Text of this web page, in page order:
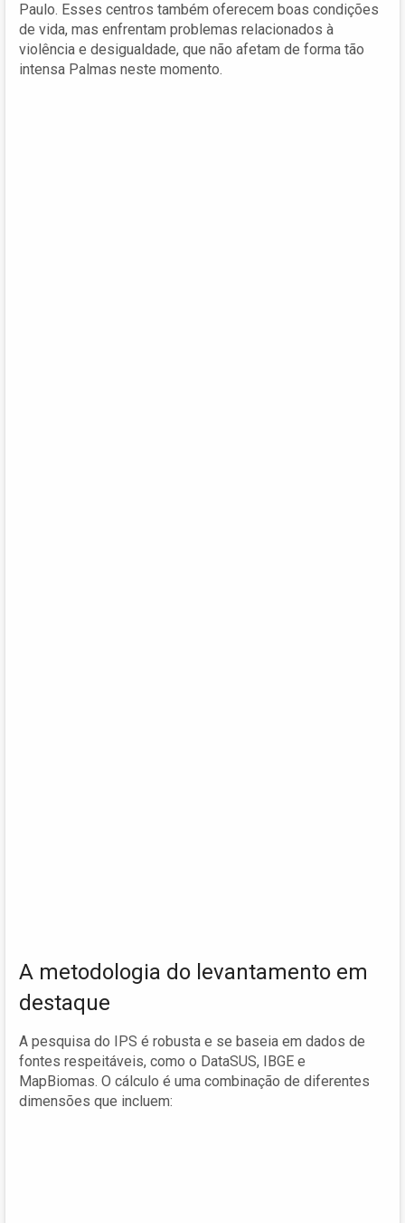
Paulo. Esses centros também oferecem boas condições
de vida, mas enfrentam problemas relacionados à
violência e desigualdade, que não afetam de forma tão
intensa Palmas neste momento.
A metodologia do levantamento em
destaque
A pesquisa do IPS é robusta e se baseia em dados de
fontes respeitáveis, como o DataSUS, IBGE e
MapBiomas. O cálculo é uma combinação de diferentes
dimensões que incluem: